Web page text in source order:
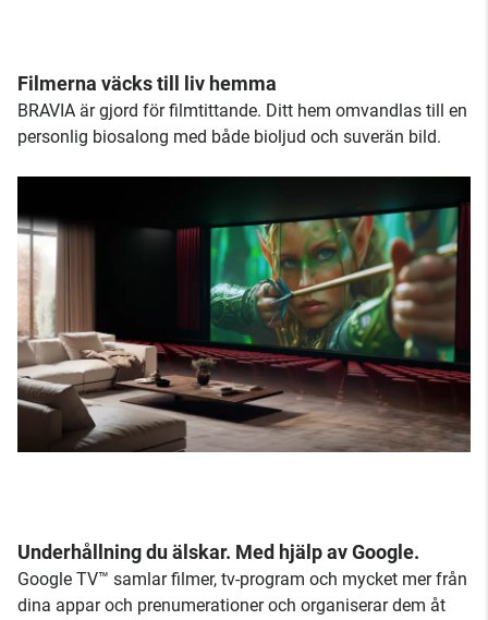
Filmerna väcks till liv hemma
BRAVIA är gjord för filmtittande. Ditt hem omvandlas till en
personlig biosalong med både bioljud och suverän bild.
Underhållning du älskar. Med hjälp av Google.
Google TV™ samlar filmer, tv-program och mycket mer från
dina appar och prenumerationer och organiserar dem åt